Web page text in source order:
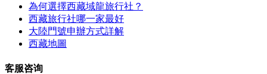
為何選擇西藏域龍旅行社？
西藏旅行社哪一家最好
大陸門號申辦方式詳解
西藏地圖
客服咨询